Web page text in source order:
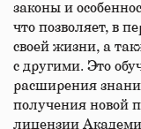
законы и
что позволяет, в
своей жизни, а
с другими. Это
расширения
получения новой
лицензии